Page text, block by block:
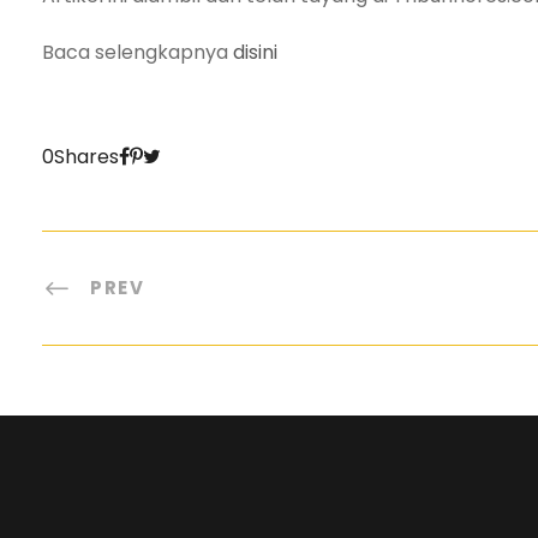
Baca selengkapnya disini
0Shares
PREV